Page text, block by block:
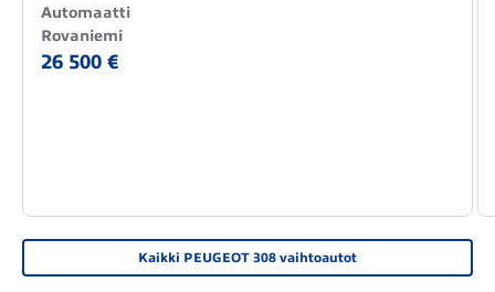
Automaatti
Rovaniemi
26 500 €
Kaikki PEUGEOT 308 vaihtoautot